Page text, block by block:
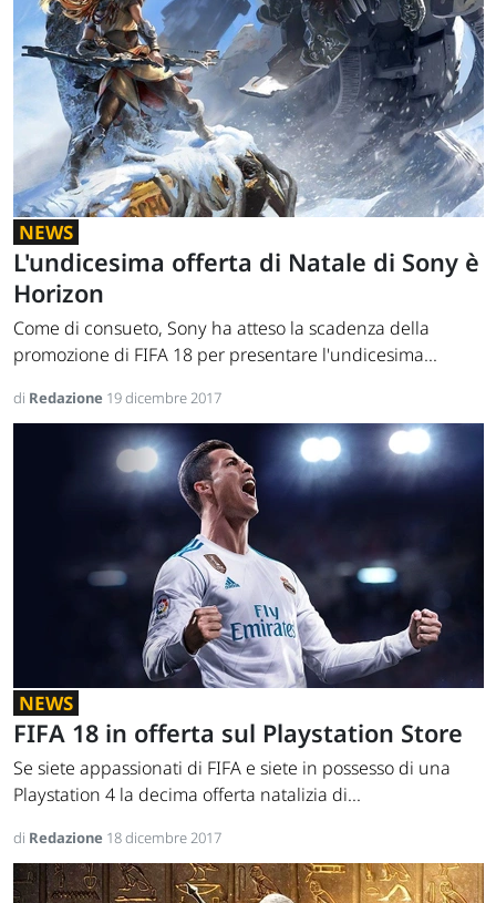
NEWS
L'undicesima offerta di Natale di Sony è
Horizon
Come di consueto, Sony ha atteso la scadenza della
promozione di FIFA 18 per presentare l'undicesima...
di Redazione 19 dicembre 2017
NEWS
FIFA 18 in offerta sul Playstation Store
Se siete appassionati di FIFA e siete in possesso di una
Playstation 4 la decima offerta natalizia di...
di Redazione 18 dicembre 2017